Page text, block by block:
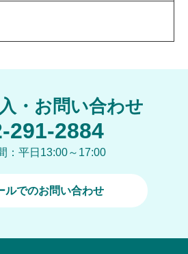
・お問い合わせ
291-2884
：平日13:00～17:00
ルでのお問い合わせ